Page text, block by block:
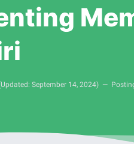
September 14, 2024)